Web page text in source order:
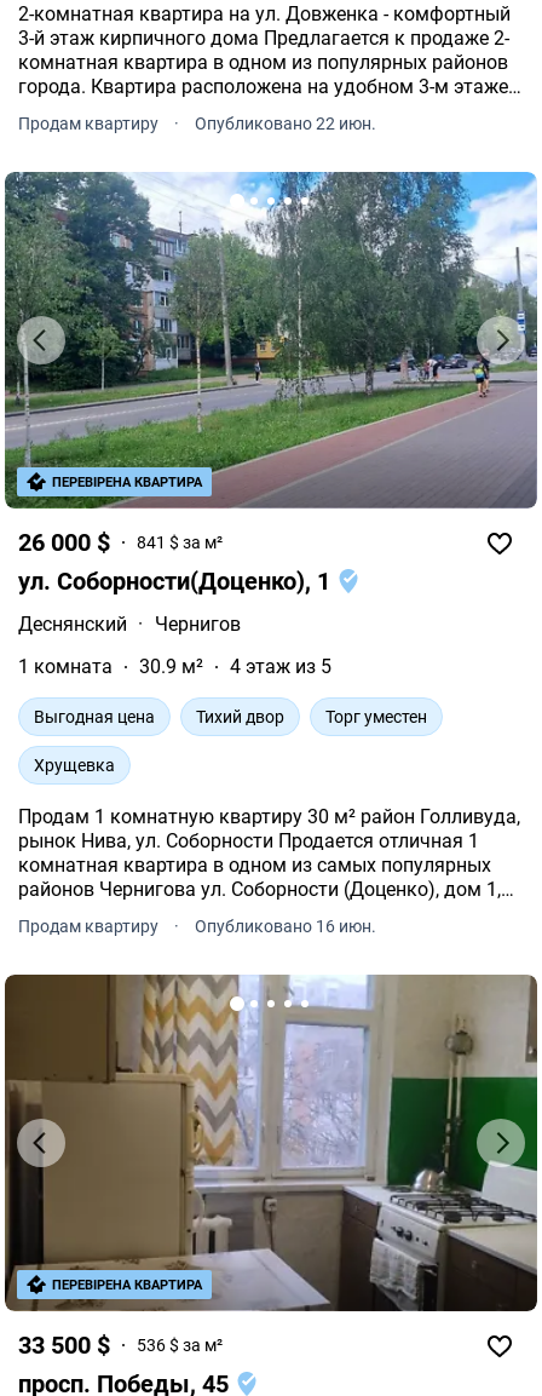
2-комнатная квартира на ул. Довженка - комфортный
3-й этаж кирпичного дома Предлагается к продаже 2-
комнатная квартира в одном из популярных районов
города. Квартира расположена на удобном 3-м этаже
4-этажного кирпичного дома, который отличается
хорошей тепло- и звукоизоляцией.
Продам квартиру · Опубликовано 22 июн.
26 000 $ 841 $ за м²
ул. Соборности(Доценко), 1
Деснянский ·
Чернигов
1 комната
30.9 м² 4 этаж из 5
Выгодная цена Тихий двор Торг уместен
Хрущевка
Продам 1 комнатную квартиру 30 м² район Голливуда,
рынок Нива, ул. Соборности Продается отличная 1
комнатная квартира в одном из самых популярных
районов Чернигова ул. Соборности (Доценко), дом 1,
Продам квартиру · Опубликовано 16 июн.
ПЕРЕВІРЕНА КВАРТИРА
33 500 $ 536 $ за м²
просп. Победы, 45
ПЕРЕВІРЕНА КВАРТИРА